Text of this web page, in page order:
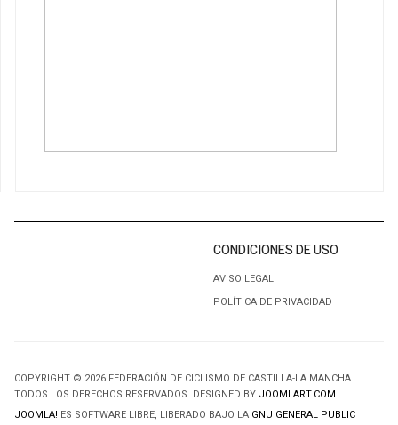
CONDICIONES DE USO
AVISO LEGAL
POLÍTICA DE PRIVACIDAD
COPYRIGHT © 2026 FEDERACIÓN DE CICLISMO DE CASTILLA-LA MANCHA.
TODOS LOS DERECHOS RESERVADOS. DESIGNED BY JOOMLART.COM.
JOOMLA! ES SOFTWARE LIBRE, LIBERADO BAJO LA GNU GENERAL PUBLIC